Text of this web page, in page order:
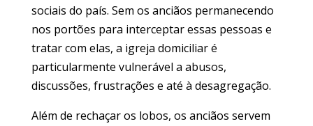
sociais do país. Sem os anciãos permanecendo
nos portões para interceptar essas pessoas e
tratar com elas, a igreja domiciliar é
particularmente vulnerável a abusos,
discussões, frustrações e até à desagregação.
Além de rechaçar os lobos, os anciãos servem